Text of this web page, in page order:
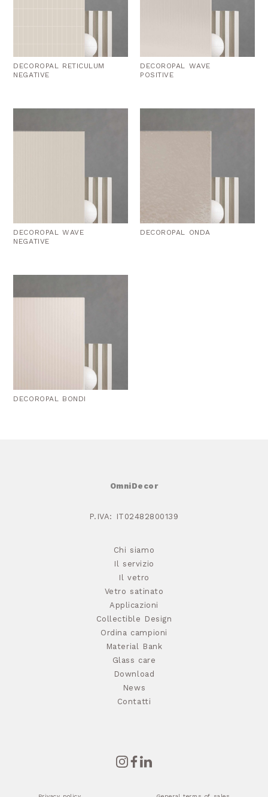
DECOROPAL RETICULUM
NEGATIVE
DECOROPAL WAVE
POSITIVE
DECOROPAL WAVE
NEGATIVE
DECOROPAL ONDA
DECOROPAL BONDI
OmniDecor
P.IVA: IT02482800139
Chi siamo
Il servizio
Il vetro
Vetro satinato
Applicazioni
Collectible Design
Ordina campioni
Material Bank
Glass care
Download
News
Contatti